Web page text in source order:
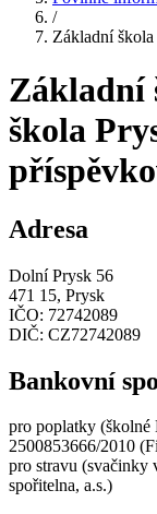
/
Základní
Základní
škola
Adresa
Dolní Prysk 56
471 15, Prysk
IČO: 72742089
DIČ: CZ72742089
Bankovní
pro poplatky
2500853666/2010
pro stravu (svačinky
spořitelna, a.s.)